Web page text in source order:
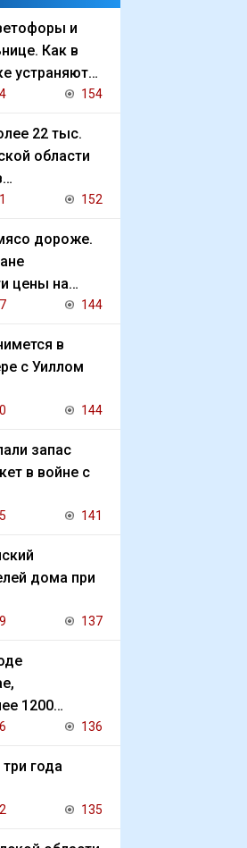
и
Как в
устраняют
154
22 тыс.
области
152
дороже.
цены на
144
в
с Уиллом
144
запас
в войне с
141
дома при
137
1200
136
года
135